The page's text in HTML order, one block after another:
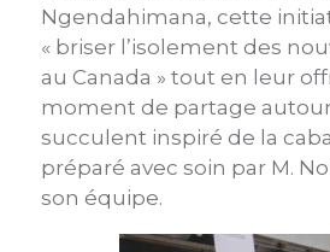
Ngendahimana, cette
« briser l’isolement des
au Canada » tout en leur
moment de partage autour
succulent inspiré de la
préparé avec soin par M.
son équipe.